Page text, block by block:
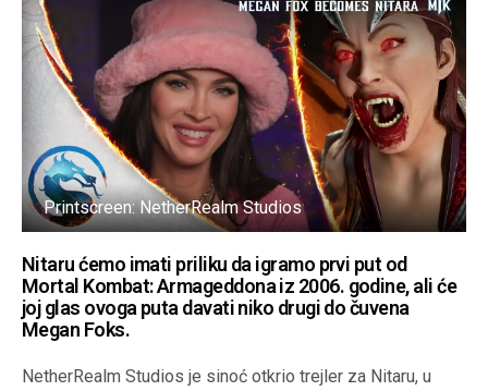
Printscreen: NetherRealm Studios
Nitaru ćemo imati priliku da igramo prvi put od
Mortal Kombat: Armageddona iz 2006. godine, ali će
joj glas ovoga puta davati niko drugi do čuvena
Megan Foks.
NetherRealm Studios je sinoć otkrio trejler za Nitaru, u